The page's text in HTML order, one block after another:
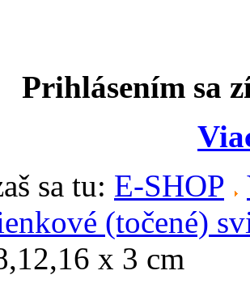
Prihlásením sa
sa tu: E-SHOP
(točené)
x 3 cm